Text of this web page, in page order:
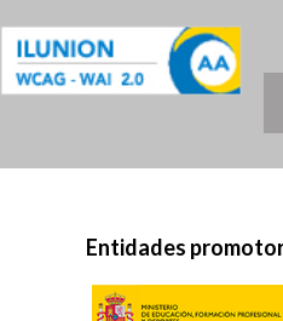
Entidades